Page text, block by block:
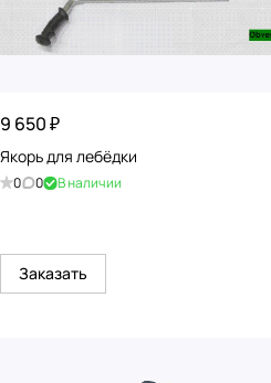
9 650 ₽
Якорь для лебёдки
0 0 В наличии
Заказать